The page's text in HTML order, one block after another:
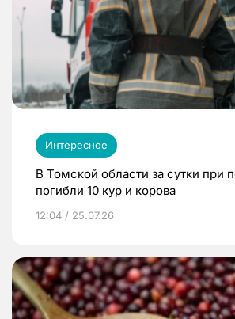
Интересное
В Томской области за сутки при
погибли 10 кур и корова
12:04 / 25.07.26